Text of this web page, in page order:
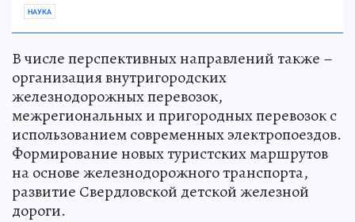
НАУКА
В числе перспективных направлений также –
организация внутригородских
железнодорожных перевозок,
межрегиональных и пригородных перевозок с
использованием современных электропоездов.
Формирование новых туристских маршрутов
на основе железнодорожного транспорта,
развитие Свердловской детской железной
дороги.